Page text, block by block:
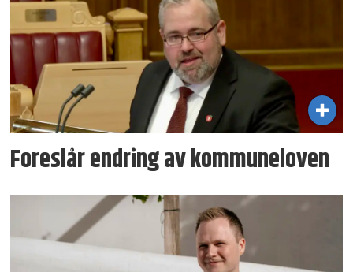
Foreslår endring av kommuneloven